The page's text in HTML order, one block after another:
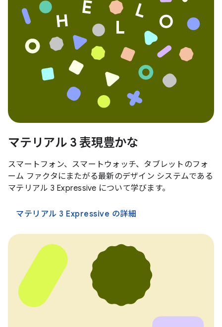
マテリアル 3 表現豊かな
スマートフォン、スマートウォッチ、タブレットのフォ
ーム ファクタにまたがる最新のデザイン システムである
マテリアル 3 Expressive について学びます。
マテリアル 3 Expressive の詳細